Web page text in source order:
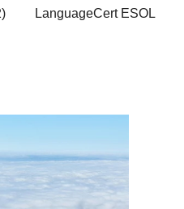
LanguageCert ESOL